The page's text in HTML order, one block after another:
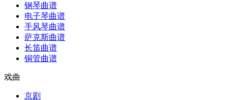
钢琴曲谱
电子琴曲谱
手风琴曲谱
萨克斯曲谱
长笛曲谱
铜管曲谱
戏曲
京剧